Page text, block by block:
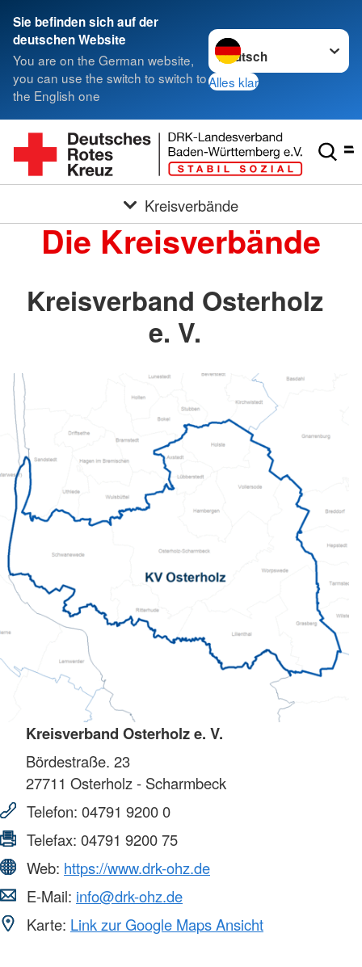
Sie befinden sich auf der
deutschen Website
You are on the German website,
you can use the switch to switch to
the English one
Sprache wechseln zu
Alles klar
Kreisverbände
Die Kreisverbände
Kreisverband Osterholz
e. V.
Kreisverband Osterholz e. V.
Bördestraße. 23
27711 Osterholz - Scharmbeck
Telefon: 04791 9200 0
Telefax: 04791 9200 75
Web: https://www.drk-ohz.de
E-Mail: info@drk-ohz.de
Karte: Link zur Google Maps Ansicht